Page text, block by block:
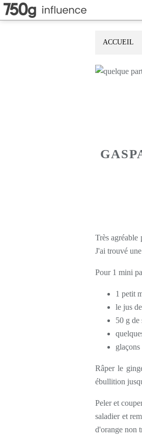
ACCUEIL
Très agréable
J'ai trouvé
Pour 1 mini
1 petit
le jus
50 g de
glaçons
Râper le
ébullition
Peler et
saladier et
d'orange non